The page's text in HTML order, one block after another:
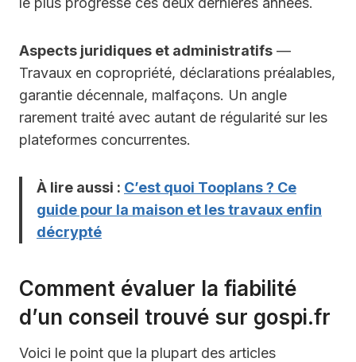
Aspects juridiques et administratifs —
Travaux en copropriété, déclarations préalables,
garantie décennale, malfaçons. Un angle
rarement traité avec autant de régularité sur les
plateformes concurrentes.
À lire aussi : C’est quoi Tooplans ? Ce
guide pour la maison et les travaux enfin
décrypté
Comment évaluer la fiabilité
d’un conseil trouvé sur gospi.fr
Voici le point que la plupart des articles